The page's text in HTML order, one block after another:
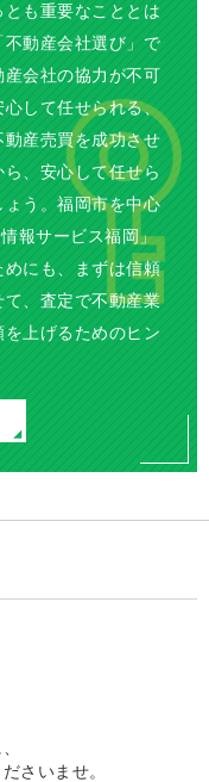
も重要なこととは
動産会社選び」で
会社の協力が不可
して任せられる、
産売買を成功させ
、安心して任せら
う。福岡市を中心
報サービス福岡」
にも、まずは信頼
、査定で不動産業
上げるためのヒン
さいませ。